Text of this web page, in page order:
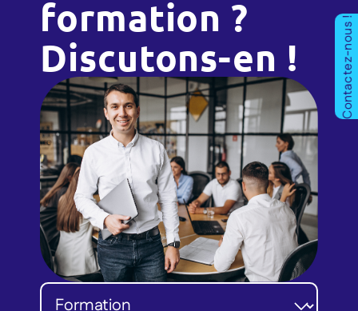
Contactez-nous !
formation ?
Discutons-en !
Catégorie